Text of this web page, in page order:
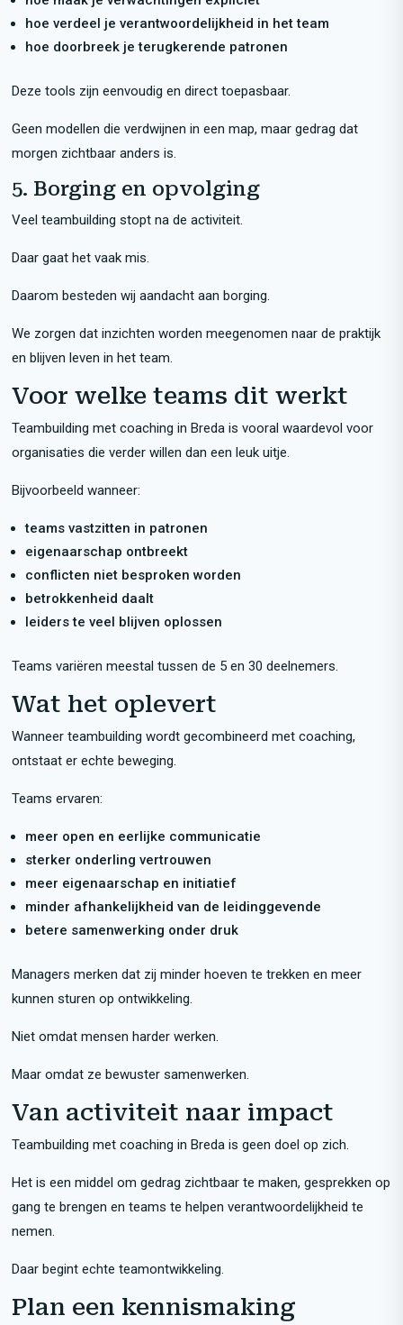
hoe verdeel je verantwoordelijkheid in het team
hoe doorbreek je terugkerende patronen
Deze tools zijn eenvoudig en direct toepasbaar.
Geen modellen die verdwijnen in een map, maar gedrag dat
morgen zichtbaar anders is.
5. Borging en opvolging
Veel teambuilding stopt na de activiteit.
Daar gaat het vaak mis.
Daarom besteden wij aandacht aan borging.
We zorgen dat inzichten worden meegenomen naar de praktijk
en blijven leven in het team.
Voor welke teams dit werkt
Teambuilding met coaching in Breda is vooral waardevol voor
organisaties die verder willen dan een leuk uitje.
Bijvoorbeeld wanneer:
teams vastzitten in patronen
eigenaarschap ontbreekt
conflicten niet besproken worden
betrokkenheid daalt
leiders te veel blijven oplossen
Teams variëren meestal tussen de 5 en 30 deelnemers.
Wat het oplevert
Wanneer teambuilding wordt gecombineerd met coaching,
ontstaat er echte beweging.
Teams ervaren:
meer open en eerlijke communicatie
sterker onderling vertrouwen
meer eigenaarschap en initiatief
minder afhankelijkheid van de leidinggevende
betere samenwerking onder druk
Managers merken dat zij minder hoeven te trekken en meer
kunnen sturen op ontwikkeling.
Niet omdat mensen harder werken.
Maar omdat ze bewuster samenwerken.
Van activiteit naar impact
Teambuilding met coaching in Breda is geen doel op zich.
Het is een middel om gedrag zichtbaar te maken, gesprekken op
gang te brengen en teams te helpen verantwoordelijkheid te
nemen.
Daar begint echte teamontwikkeling.
Plan een kennismaking